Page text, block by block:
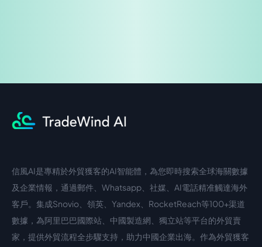
中文入口
信風AI是專精於外貿獲客的AI智能體，為您即時搜索全球海關數據
及企業情報，通過郵件、Whatsapp、社媒、AI電話精准觸達海外
客戶。集成Snovio、領英、Yandex、RocketReach等100+渠道
數據，為阿里巴巴國際站、中國製造網、獨立站等平台的外貿賣
家，提供外貿流程全步驟支持，助力中國企業出海。作為外貿獲客